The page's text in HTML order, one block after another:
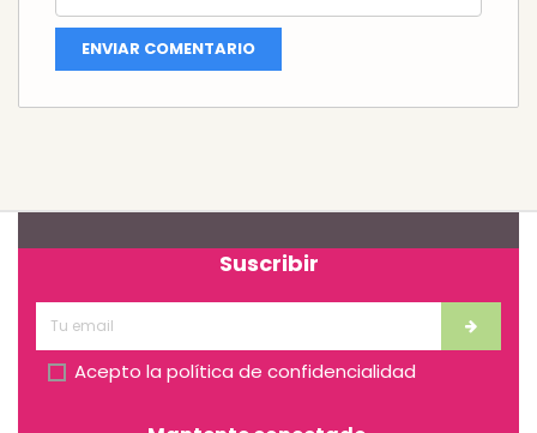
Suscribir
Acepto la política de confidencialidad